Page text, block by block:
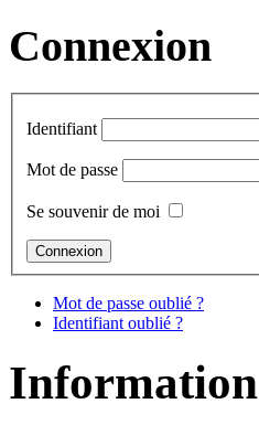
Connexion
Identifiant
Mot de passe
Se souvenir de moi
Mot de passe oublié ?
Identifiant oublié ?
Information